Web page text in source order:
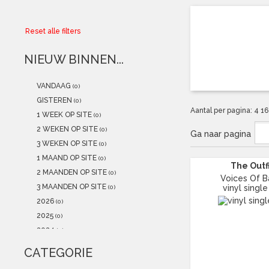
Kadobonnen
POSTERS(NEW)
Alle artikelen
Reset alle filters
NIEUW BINNEN...
VANDAAG (0)
GISTEREN (0)
1 WEEK OP SITE (0)
2 WEKEN OP SITE (0)
3 WEKEN OP SITE (0)
1 MAAND OP SITE (0)
2 MAANDEN OP SITE (0)
3 MAANDEN OP SITE (0)
2026 (0)
2025 (0)
2024 (0)
2022 (1)
CATEGORIE
Aantal per pagina: 4 16
Ga naar pagina
The
Voices Of
vinyl single